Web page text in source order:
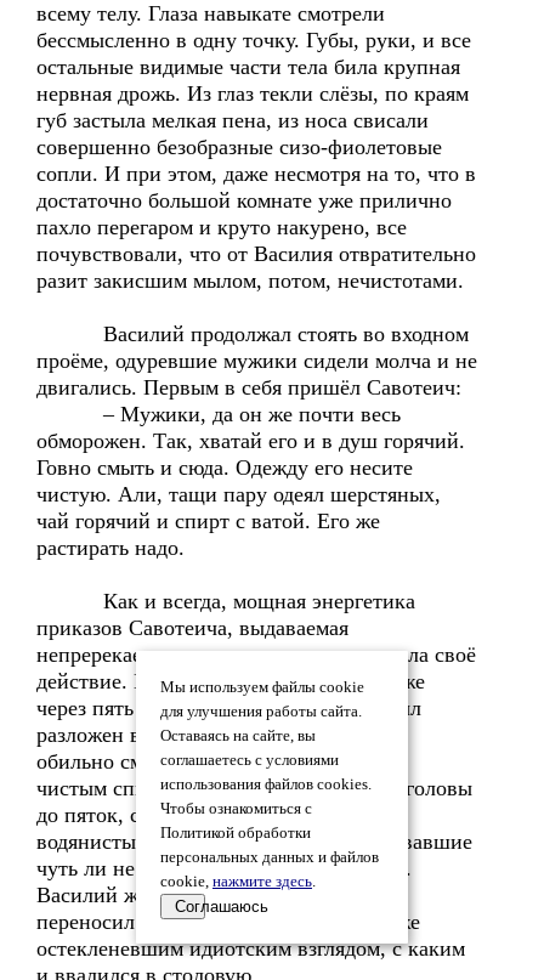
всему телу. Глаза навыкате смотрели
бессмысленно в одну точку. Губы, руки, и все
остальные видимые части тела била крупная
нервная дрожь. Из глаз текли слёзы, по краям
губ застыла мелкая пена, из носа свисали
совершенно безобразные сизо-фиолетовые
сопли. И при этом, даже несмотря на то, что в
достаточно большой комнате уже прилично
пахло перегаром и круто накурено, все
почувствовали, что от Василия отвратительно
разит закисшим мылом, потом, нечистотами.
Василий продолжал стоять во входном
проёме, одуревшие мужики сидели молча и не
двигались. Первым в себя пришёл Савотеич:
– Мужики, да он же почти весь
обморожен. Так, хватай его и в душ горячий.
Говно смыть и сюда. Одежду его несите
чистую. Али, тащи пару одеял шерстяных,
чай горячий и спирт с ватой. Его же
растирать надо.
Как и всегда, мощная энергетика
приказов Савотеича, выдаваемая
непререкаемыми интонациями, возымела своё
действие. Все и вся зашевелились, и уже
через пять минут помытый Василий был
разложен вдоль скамейки, а Савотеич,
обильно смачивая большой кусок ваты
чистым спиртом, растирал Василия от головы
до пяток, старательно обходя огромные
водянистые ожоговые волдыри, покрывавшие
чуть ли не всю спину и плечи Василия.
Василий же все манипуляции с собой
переносил молча, в точности с таким же
остекленевшим идиотским взглядом, с каким
и ввалился в столовую.
Мы используем файлы cookie
для улучшения работы сайта.
Оставаясь на сайте, вы
соглашаетесь с условиями
использования файлов cookies.
Чтобы ознакомиться с
Политикой обработки
персональных данных и файлов
cookie, нажмите здесь.
Соглашаюсь